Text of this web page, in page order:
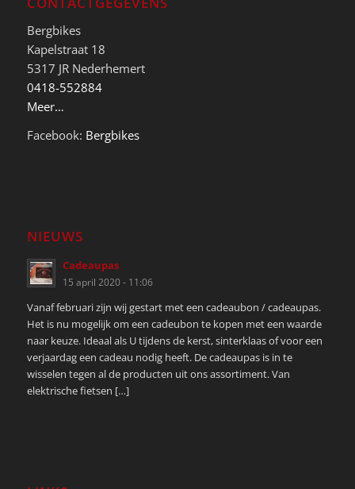
Bergbikes
Kapelstraat 18
5317 JR Nederhemert
0418-552884
Meer…
Facebook: Bergbikes
NIEUWS
Cadeaupas
15 april 2020 - 11:06
Vanaf februari zijn wij gestart met een cadeaubon / cadeaupas.
Het is nu mogelijk om een cadeubon te kopen met een waarde
naar keuze. Ideaal als U tijdens de kerst, sinterklaas of voor een
verjaardag een cadeau nodig heeft. De cadeaupas is in te
wisselen tegen al de producten uit ons assortiment. Van
elektrische fietsen […]